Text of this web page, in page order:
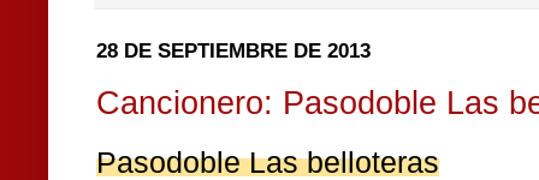
28 DE SEPTIEMBRE DE 2013
Cancionero: Pasodoble Las
Pasodoble Las belloteras